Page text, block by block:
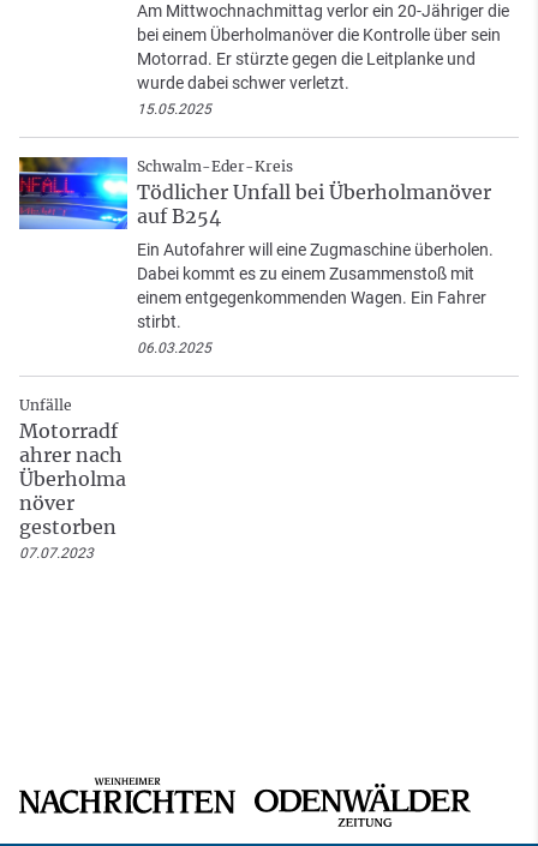
Am Mittwochnachmittag verlor ein 20-Jähriger die
bei einem Überholmanöver die Kontrolle über sein
Motorrad. Er stürzte gegen die Leitplanke und
wurde dabei schwer verletzt.
15.05.2025
Schwalm-Eder-Kreis
Tödlicher Unfall bei Überholmanöver
auf B254
Ein Autofahrer will eine Zugmaschine überholen.
Dabei kommt es zu einem Zusammenstoß mit
einem entgegenkommenden Wagen. Ein Fahrer
stirbt.
06.03.2025
Unfälle
Motorradf
ahrer nach
Überholma
növer
gestorben
07.07.2023